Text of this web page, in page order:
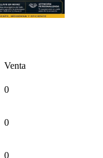
Venta
0
0
0